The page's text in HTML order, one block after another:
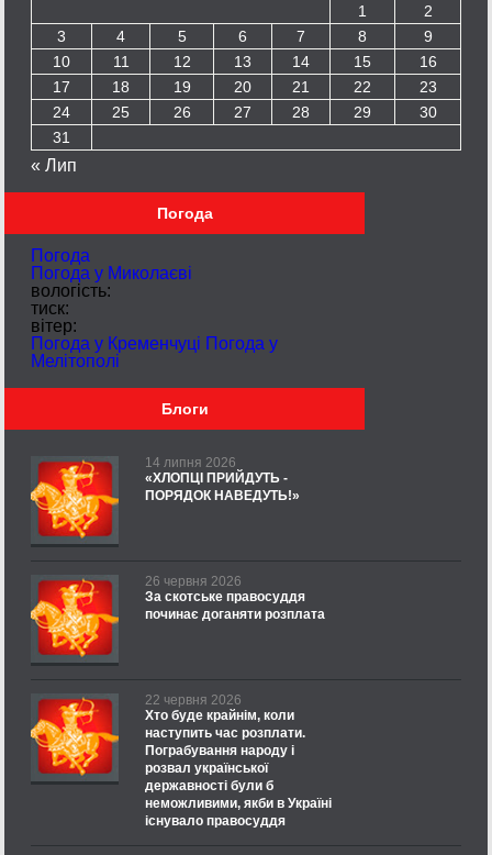
1
2
3
4 5 6 7 8
9
10
11 12 13 14 15
16
17
18 19 20 21 22
23
24
25 26 27 28 29
30
31
« Лип
Погода
Погода
Погода у Миколаєві
вологість:
тиск:
вітер:
Погода у Кременчуці Погода у
Мелітополі
Блоги
14 липня 2026
«ХЛОПЦІ ПРИЙДУТЬ -
ПОРЯДОК НАВЕДУТЬ!»
26 червня 2026
За скотське правосуддя
починає доганяти розплата
22 червня 2026
Хто буде крайнім, коли
наступить час розплати.
Пограбування народу і
розвал української
державності були б
неможливими, якби в Україні
існувало правосуддя